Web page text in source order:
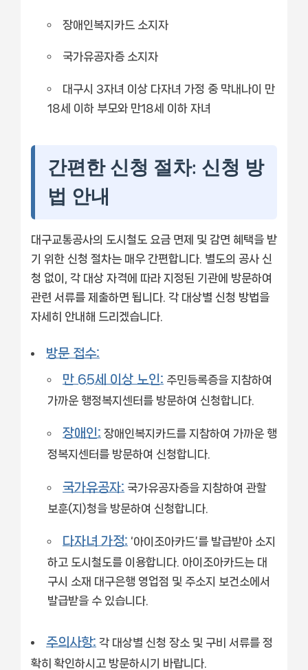
장애인복지카드 소지자
국가유공자증 소지자
대구시 3자녀 이상 다자녀 가정 중 막내나이 만
18세 이하 부모와 만18세 이하 자녀
간편한 신청 절차: 신청 방
법 안내
대구교통공사의 도시철도 요금 면제 및 감면 혜택을 받
기 위한 신청 절차는 매우 간편합니다. 별도의 공사 신
청 없이, 각 대상 자격에 따라 지정된 기관에 방문하여
관련 서류를 제출하면 됩니다. 각 대상별 신청 방법을
자세히 안내해 드리겠습니다.
방문 접수:
만 65세 이상 노인: 주민등록증을 지참하여
가까운 행정복지센터를 방문하여 신청합니다.
장애인: 장애인복지카드를 지참하여 가까운 행
정복지센터를 방문하여 신청합니다.
국가유공자: 국가유공자증을 지참하여 관할
보훈(지)청을 방문하여 신청합니다.
다자녀 가정: ‘아이조아카드’를 발급받아 소지
하고 도시철도를 이용합니다. 아이조아카드는 대
구시 소재 대구은행 영업점 및 주소지 보건소에서
발급받을 수 있습니다.
주의사항: 각 대상별 신청 장소 및 구비 서류를 정
확히 확인하시고 방문하시기 바랍니다.